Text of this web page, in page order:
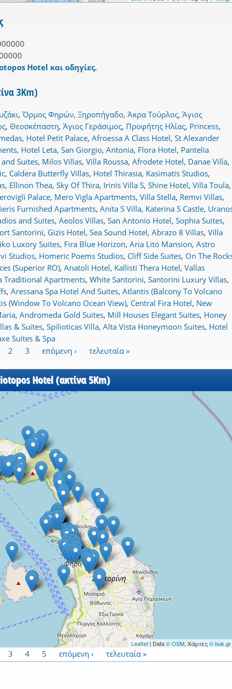
Hotel και οδηγίες.
3Km)
,Όρμος Φηρών, Ξηροπήγαδο, Άκρα Τούρλος, Άγιος
, Θεοσκέπαστη, Άγιος Γεράσιμος, Προφήτης Ηλίας, Princess,
, Hotel Petit Palace, Afroessa A Class Hotel, St Alexander
, Hotel Leta, San Giorgio, Antonia, Flora Hotel, Pantelia
Suites, Milos Villas, Villa Roussa, Afrodete Hotel, Danae Villa,
, Caldera Butterfly Villas, Hotel Thirasia, Kasimatis Studios,
, Ellinon Thea, Sky Of Thira, Irinis Villa S, Shine Hotel, Villa Toula,
Palace, Mero Vigla Apartments, Villa Stella, Remvi Villas,
Furnished Apartments, Anita S Villa, Katerina S Castle,
and Suites, Aeolos Villas, San Antonio Hotel, Sophia Suites,
Santorini, Gizis Hotel, Sea Sound Hotel, Abrazo 8 Villas, Villa
Luxory Suites, Fira Blue Horizon, Aria Lito Mansion, Astro
Studios, Homeric Poems Studios, Cliff Side Suites, On The
(Superior RO), Anatoli Hotel, Kallisti Thera Hotel, Vallas
Traditional Apartments, White Santorini, Santorini Luxury Villas,
, Aressana Spa Hotel And Suites, Atlantis (Balcony To Volcano
(Window To Volcano Ocean View), Central Fira Hotel, New
, Andromeda Gold Suites, Mill Houses Elegant Suites, Honey
& Suites, Spilioticas Villa, Alta Vista Honeymoon Suites, Hotel
Suites & Spa
2 3 επόμενη › τελευταία »
Hotel (ακτίνα 5Km)
Leaflet| Data© OSM, Χάρτες © buk.gr
3 4 5 επόμενη › τελευταία »